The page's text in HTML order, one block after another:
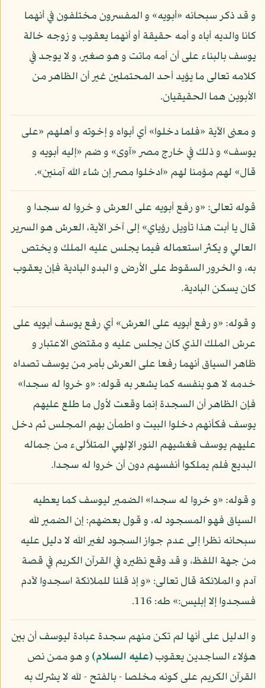
و قد ذكر سبحانه «أبويه» و المفسرون مختلفون في أنهما
كانا والديه أباه و أمه حقيقة أو أنهما يعقوب و زوجه خالة
يوسف بالبناء على أن أمه ماتت و هو صغير، و لا يوجد في
كلامه تعالى ما يؤيد أحد المحتملين غير أن الظاهر من
الأبوين هما الحقيقيان.
و معنى الآية «فلما دخلوا» أي أبواه و إخوته و أهلهم «على
يوسف» و ذلك في خارج مصر «آوى» و ضم «إليه أبويه و
قال» لهم مؤمنا لهم «ادخلوا مصر إن شاء الله آمنين».
قوله تعالى: «و رفع أبويه على العرش و خروا له سجدا و
قال يا أبت هذا تأويل رؤياي» إلى آخر الآية، العرش هو السرير
العالي و يكثر استعماله فيما يجلس عليه الملك و يختص
به، و الخرور السقوط على الأرض و البدو البادية فإن يعقوب
كان يسكن البادية.
و قوله: «و رفع أبويه على العرش» أي رفع يوسف أبويه على
عرش الملك الذي كان يجلس عليه و مقتضى الاعتبار و
ظاهر السياق أنهما رفعا على العرش بأمر من يوسف تصداه
خدمه لا هو بنفسه كما يشعر به قوله: «و خروا له سجدا»
فإن الظاهر أن السجدة إنما وقعت لأول ما طلع عليهم
يوسف فكأنهم دخلوا البيت و اطمأن بهم المجلس ثم دخل
عليهم يوسف فغشيهم النور الإلهي المتلألىء من جماله
البديع فلم يملكوا أنفسهم دون أن خروا له سجدا.
و قوله: «و خروا له سجدا» الضمير ليوسف كما يعطيه
السياق فهو المسجود له، و قول بعضهم: إن الضمير لله
سبحانه نظرا إلى عدم جواز السجود لغير الله لا دليل عليه
من جهة اللفظ، و قد وقع نظيره في القرآن الكريم في قصة
آدم و الملائكة قال تعالى: «و إذ قلنا للملائكة اسجدوا لآدم
فسجدوا إلا إبليس:» طه: 116.
و الدليل على أنها لم تكن منهم سجدة عبادة ليوسف أن بين
هؤلاء الساجدين يعقوب(عليه السلام)و هو ممن نص
القرآن الكريم على كونه مخلصا - بالفتح - لله لا يشرك به